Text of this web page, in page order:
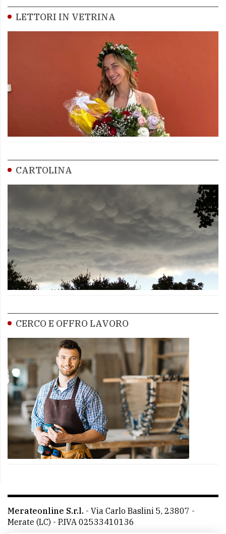
LETTORI IN VETRINA
CARTOLINA
CERCO E OFFRO LAVORO
Merateonline S.r.l. - Via Carlo Baslini 5, 23807 -
Merate (LC) - P.IVA 02533410136